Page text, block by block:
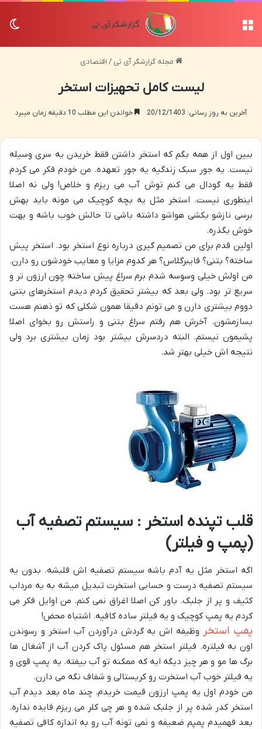
مجله گزارشگر آی تی / اقتصادی
لیست کامل تحهیزات استخر
آخرین به روز رسانی: 20/12/1403 خواندن این مطلب 10 دقیقه زمان میبرد
ببین اول از همه بگم که استخر داشتن فقط خریدن یه سری وسیله
نیست. یه جور سبک زندگیه یه جور تعهده. من خودم فکر می کردم
فقط یه گودال می کنم توش آب می ریزم و خلاص! ولی نه اصلا
اینطوری نیست. استخر مثل یه بچه کوچیک می مونه باید بهش
برسی نازشو بکشی هواشو داشته باشی تا حالش خوب باشه و بهت
خوش بگذره.
اولین قدم برای من تصمیم گیری درباره نوع استخر بود. استخر پیش
ساخته؟ بتنی؟ فایبرگلاس؟ هر کدوم مزایا و معایب خودشون رو دارن.
من اولش خیلی وسوسه شدم برم سراغ پیش ساخته چون ارزون تر و
سریع تر بود. ولی بعد که بیشتر تحقیق کردم دیدم استخرهای بتنی
دووم بیشتری دارن و می تونم دقیقا همون شکلی که تو ذهنم هست
بسازمشون. آخرش هم رفتم سراغ بتنی و راستش رو بخوای اصلا
پشیمون نیستم. البته دردسرش بیشتر بود زمان بیشتری برد ولی
نتیجه اش خیلی بهتر شد.
قلب تپنده استخر : سیستم تصفیه آب
(پمپ و فیلتر)
اگه استخر مثل یه آدم باشه سیستم تصفیه اش قلبشه. بدون یه
سیستم تصفیه درست و حسابی استخرت تبدیل میشه به یه مرداب
کثیف و پر از جلبک. باور کن اصلا اغراق نمی کنم. من اوایل فکر می
کردم یه پمپ کوچیک و یه فیلتر ساده کافیه. اشتباه محض!
پمپ استخر وظیفه اش به گردش درآوردن آب استخر و رسوندن
اون به فیلتره. فیلتر استخر هم مسئول پاک کردن آب از آشغال ها
برگ ها مو و هر چیز دیگه ایه که ممکنه تو آب بیفته. یه پمپ قوی و
یه فیلتر خوب آب استخرت رو کریستالی و شفاف نگه می دارن.
من خودم اول یه پمپ ارزون قیمت خریدم. چند ماه بعد دیدم آب
استخر کدر شده پر از جلبک شده و هر چی کلر می ریزم فایده نداره.
بعد فهمیدم پمپم ضعیفه و نمی تونه آب رو به اندازه کافی تصفیه